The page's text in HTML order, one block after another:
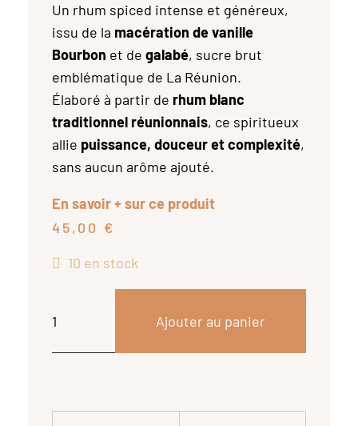
Un rhum spiced intense et généreux,
issu de la macération de vanille
Bourbon et de galabé, sucre brut
emblématique de La Réunion.
Élaboré à partir de rhum blanc
traditionnel réunionnais, ce spiritueux
allie puissance, douceur et complexité,
sans aucun arôme ajouté.
En savoir + sur ce produit
45,00 €
10 en stock
Ajouter au panier